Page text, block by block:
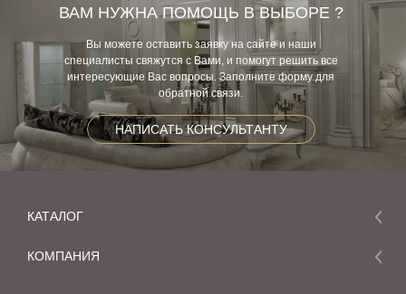
ВАМ НУЖНА ПОМОЩЬ В ВЫБОРЕ ?
Вы можете оставить заявку на сайте и наши
специалисты свяжутся с Вами, и помогут решить все
интересующие Вас вопросы. Заполните форму для
обратной связи.
НАПИСАТЬ КОНСУЛЬТАНТУ
КАТАЛОГ
Мебель
КОМПАНИЯ